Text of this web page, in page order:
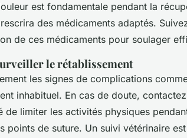
est fondamentale pendant la
des médicaments adaptés.
de ces médicaments pour soulager
le rétablissement
les signes de complications
inhabituel. En cas de doute,
de limiter les activités physiques
points de suture. Un suivi vétérinaire